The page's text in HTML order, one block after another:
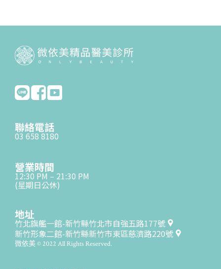
聯絡電話
03 658 8180
營業時間
12:30 PM – 21:30 PM
(星期日公休)
地址
竹北旗艦一館-新竹縣竹北市自強五路177號
新竹形象二館-新竹縣新竹市東區慈濟路220號
微依美 © 2022 All Rights Reserved.